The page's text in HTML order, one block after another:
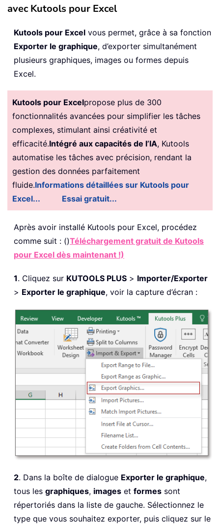
avec Kutools pour Excel
Kutools pour Excel vous permet, grâce à sa fonction
Exporter le graphique, d’exporter simultanément
plusieurs graphiques, images ou formes depuis
Excel.
Kutools pour Excelpropose plus de 300
fonctionnalités avancées pour simplifier les tâches
complexes, stimulant ainsi créativité et
efficacité.Intégré aux capacités de l’IA, Kutools
automatise les tâches avec précision, rendant la
gestion des données parfaitement
fluide.Informations détaillées sur Kutools pour
Excel...
Essai gratuit...
Après avoir installé Kutools pour Excel, procédez
comme suit : ()Téléchargement gratuit de Kutools
pour Excel dès maintenant !)
1. Cliquez sur KUTOOLS PLUS > Importer/Exporter
> Exporter le graphique, voir la capture d’écran :
2. Dans la boîte de dialogue Exporter le graphique,
tous les graphiques, images et formes sont
répertoriés dans la liste de gauche. Sélectionnez le
type que vous souhaitez exporter, puis cliquez sur le